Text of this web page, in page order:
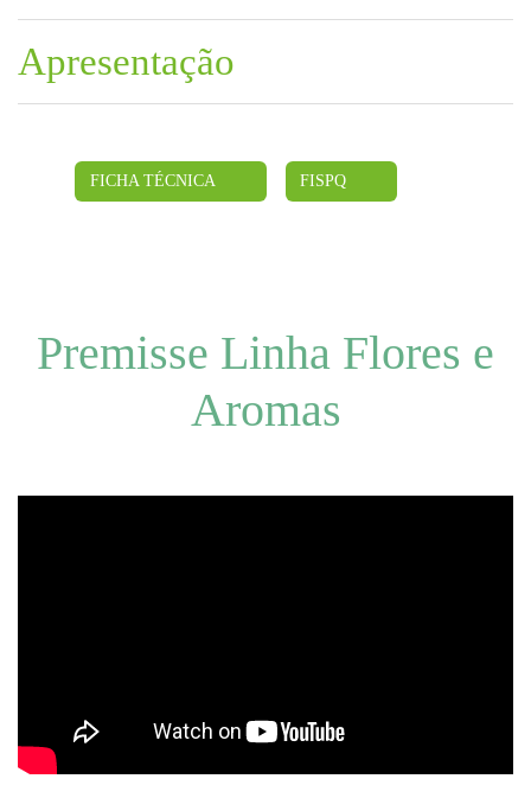
Apresentação
FICHA TÉCNICA FISPQ
Premisse Linha Flores e
Aromas